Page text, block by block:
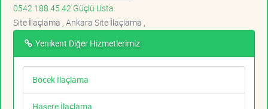
0542 188 45 42 Güçlü Usta
Site İlaçlama , Ankara Site İlaçlama ,
Yenikent Diğer Hizmetlerimiz
Böcek İlaçlama
Haşere İlaçlama